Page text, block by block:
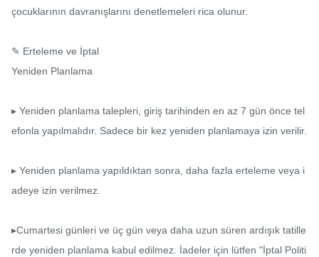
çocuklarının davranışlarını denetlemeleri rica olunur.
✎ Erteleme ve İptal
Yeniden Planlama
▸ Yeniden planlama talepleri, giriş tarihinden en az 7 gün önce tel
efonla yapılmalıdır. Sadece bir kez yeniden planlamaya izin verilir.
▸ Yeniden planlama yapıldıktan sonra, daha fazla erteleme veya i
adeye izin verilmez.
▸Cumartesi günleri ve üç gün veya daha uzun süren ardışık tatille
rde yeniden planlama kabul edilmez. İadeler için lütfen "İptal Politi